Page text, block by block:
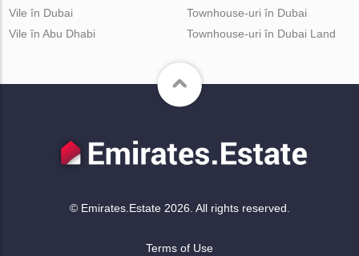
Vile în Dubai
Vile în Abu Dhabi
Townhouse-uri în Dubai
Townhouse-uri în Dubai Land
© Emirates.Estate 2026. All rights reserved.
Terms of Use